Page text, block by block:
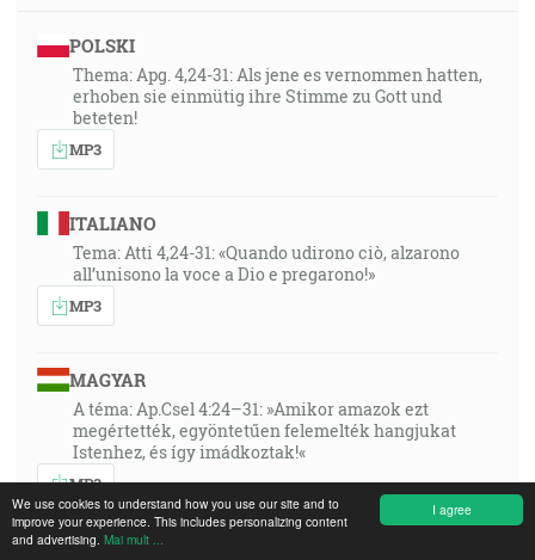
I agree
We use cookies to understand how you use our site and to
improve your experience. This includes personalizing content
and advertising. Mai mult ...
POLSKI
Thema: Apg. 4,24-31: Als jene es vernommen hatten,
erhoben sie einmütig ihre Stimme zu Gott und
beteten!
MP3
ITALIANO
Tema: Atti 4,24-31: «Quando udirono ciò, alzarono
all’unisono la voce a Dio e pregarono!»
MP3
MAGYAR
A téma: Ap.Csel 4:24–31: »Amikor amazok ezt
megértették, egyöntetűen felemelték hangjukat
Istenhez, és így imádkoztak!«
MP3